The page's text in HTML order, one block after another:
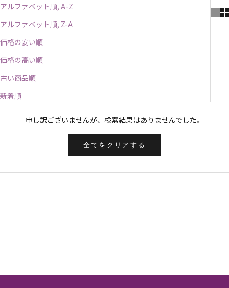
アルファベット順, A-Z
アルファベット順, Z-A
価格の安い順
価格の高い順
古い商品順
新着順
申し訳ございませんが、検索結果はありませんでした。
全てをクリアする